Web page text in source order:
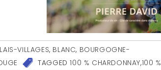
VILLAGES, BLANC, BOURGOGNE-
TAGGED100 % CHARDONNAY,100 %